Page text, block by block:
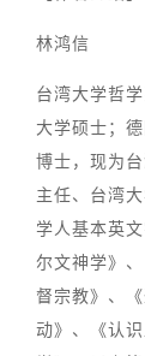
林鸿信
台湾大学哲
大学硕士；
博士，现为
主任、台湾
学人基本英
尔文神学》
督宗教》、
动》、《认